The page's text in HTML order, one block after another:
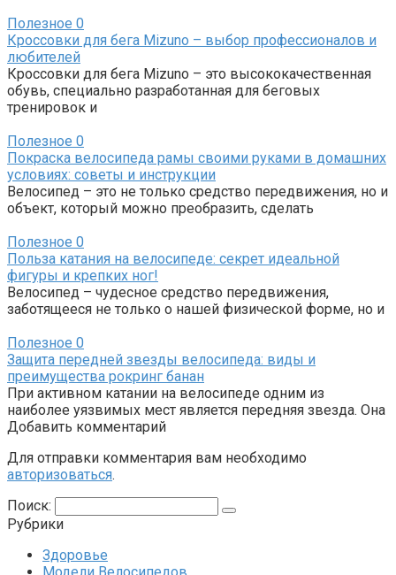
Полезное 0
Кроссовки для бега Mizuno – выбор профессионалов и
любителей
Кроссовки для бега Mizuno – это высококачественная
обувь, специально разработанная для беговых
тренировок и
Полезное 0
Покраска велосипеда рамы своими руками в домашних
условиях: советы и инструкции
Велосипед – это не только средство передвижения, но и
объект, который можно преобразить, сделать
Полезное 0
Польза катания на велосипеде: секрет идеальной
фигуры и крепких ног!
Велосипед – чудесное средство передвижения,
заботящееся не только о нашей физической форме, но и
Полезное 0
Защита передней звезды велосипеда: виды и
преимущества рокринг банан
При активном катании на велосипеде одним из
наиболее уязвимых мест является передняя звезда. Она
Добавить комментарий
Для отправки комментария вам необходимо
авторизоваться.
Поиск:
Рубрики
Здоровье